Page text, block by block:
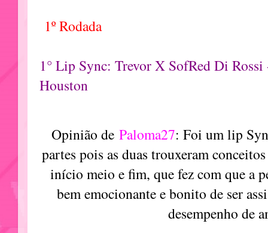
1º Rodada
1° Lip Sync: Trevor X SofRed Di
Houston
Opinião dePaloma27: Foi um lip
partes pois as duas trouxeram
início meio e fim, que fez com que a
bem emocionante e bonito de ser
desempenho de